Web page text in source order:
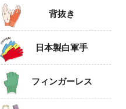
背抜き
日本製白軍手
フィンガーレス